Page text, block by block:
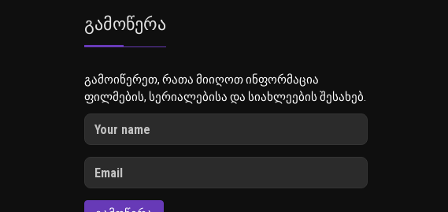
Გამოწერა
გამოიწერეთ, რათა მიიღოთ ინფორმაცია
ფილმების, სერიალებისა და სიახლეების შესახებ.